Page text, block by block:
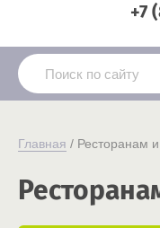
+7
Главная / Ресторанам